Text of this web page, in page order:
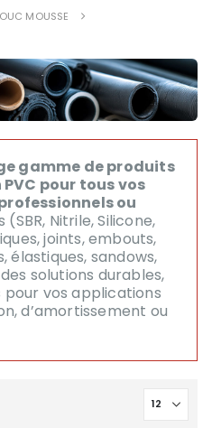
MOUSSE
gamme de produits
pour tous vos
ou
(SBR, Nitrile, Silicone,
joints, embouts,
élastiques, sandows,
solutions durables,
vos applications
d’amortissement ou